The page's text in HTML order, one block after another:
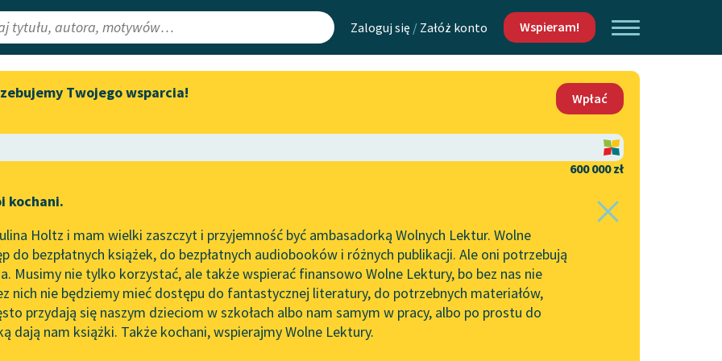
Zaloguj się / Załóż konto Wspieram!
Lektury
redakcyjne
Aktualności
„Prokurator Alicja Horn” do
literatury skandynawskiej
Spotkanie z Katarzyną Tunkiel
w Oslo
102. lata temu zmarł Joseph
Conrad
Mapa Wolnych Lektur
Leśmianator
API
OAI-PMH
Widget Wolnych Lektur
Kontakt
O projekcie
Zasady wykorzystania
Wolnych Lektur
Logotypy
Materiały promocyjne
Twojego wsparcia!
Wpłać
600 000 zł
kochani.
Holtz i mam wielki zaszczyt i przyjemność być ambasadorką Wolnych Lektur. Wolne
do bezpłatnych książek, do bezpłatnych audiobooków i różnych publikacji. Ale oni potrzebują
Musimy nie tylko korzystać, ale także wspierać finansowo Wolne Lektury, bo bez nas nie
nich nie będziemy mieć dostępu do fantastycznej literatury, do potrzebnych materiałów,
przydają się naszym dzieciom w szkołach albo nam samym w pracy, albo po prostu do
dają nam książki. Także kochani, wspierajmy Wolne Lektury.
Lew